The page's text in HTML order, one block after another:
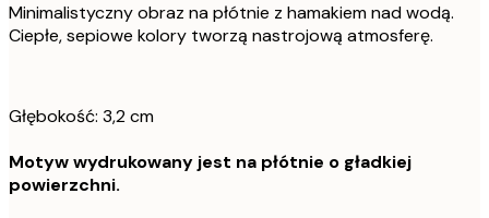
Minimalistyczny obraz na płótnie z hamakiem nad wodą.
Ciepłe, sepiowe kolory tworzą nastrojową atmosferę.
Głębokość: 3,2 cm
Motyw wydrukowany jest na płótnie o gładkiej
powierzchni.